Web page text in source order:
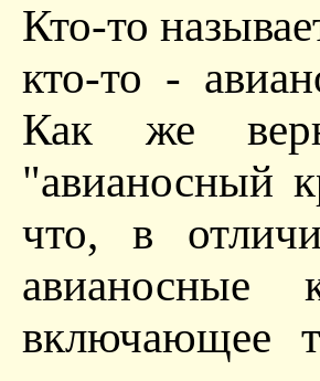
Кто-то
кто-то -
Как же
"авианосный
что, в
авианосные
включающее